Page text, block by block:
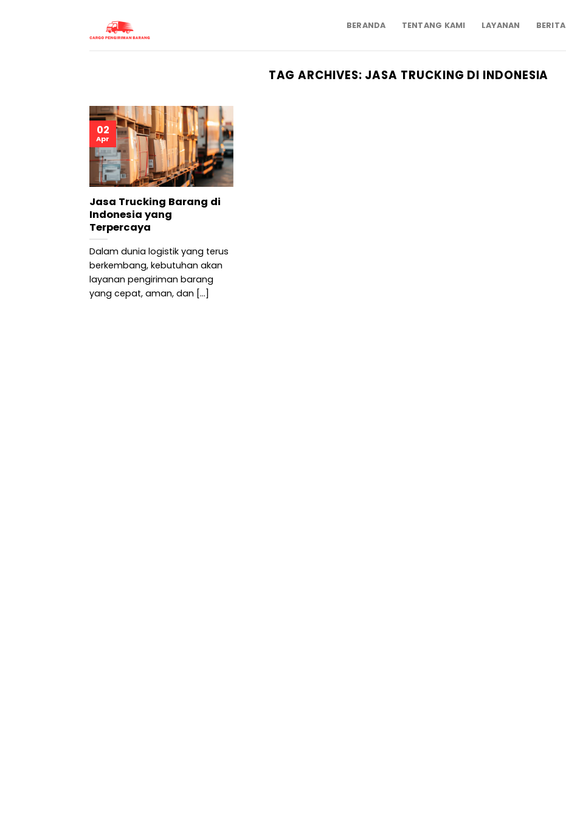
BERANDA TENTANG KAMI LAYANAN BERITA
TAG ARCHIVES: JASA TRUCKING DI INDONESIA
Jasa Trucking Barang di
Indonesia yang
Terpercaya
Dalam dunia logistik yang terus
berkembang, kebutuhan akan
layanan pengiriman barang
yang cepat, aman, dan [...]
02
Apr